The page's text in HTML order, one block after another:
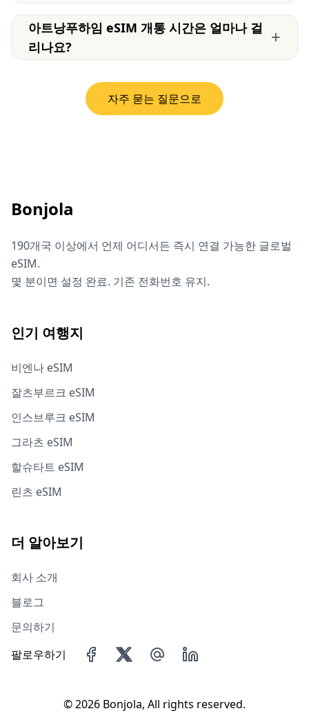
아트낭푸하임 eSIM 개통 시간은 얼마나 걸
리나요?
+
자주 묻는 질문으로
Bonjola
190개국 이상에서 언제 어디서든 즉시 연결 가능한 글로벌
eSIM.
몇 분이면 설정 완료. 기존 전화번호 유지.
인기 여행지
비엔나 eSIM
잘츠부르크 eSIM
인스브루크 eSIM
그라츠 eSIM
할슈타트 eSIM
린츠 eSIM
더 알아보기
회사 소개
블로그
문의하기
팔로우하기
©2026 Bonjola, All rights reserved.